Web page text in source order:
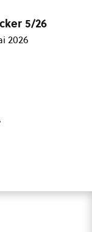
5/26
2026